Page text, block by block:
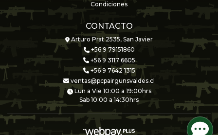
Condiciones
CONTACTO
Arturo Prat 2535, San Javier
+56 9 79151860
+56 9 3117 6605
+56 9 7642 1315
ventas@pcpairgunsvaldes.cl
Lun a Vie 10:00 a 19:00hrs
Sab 10:00 a 14:30hrs